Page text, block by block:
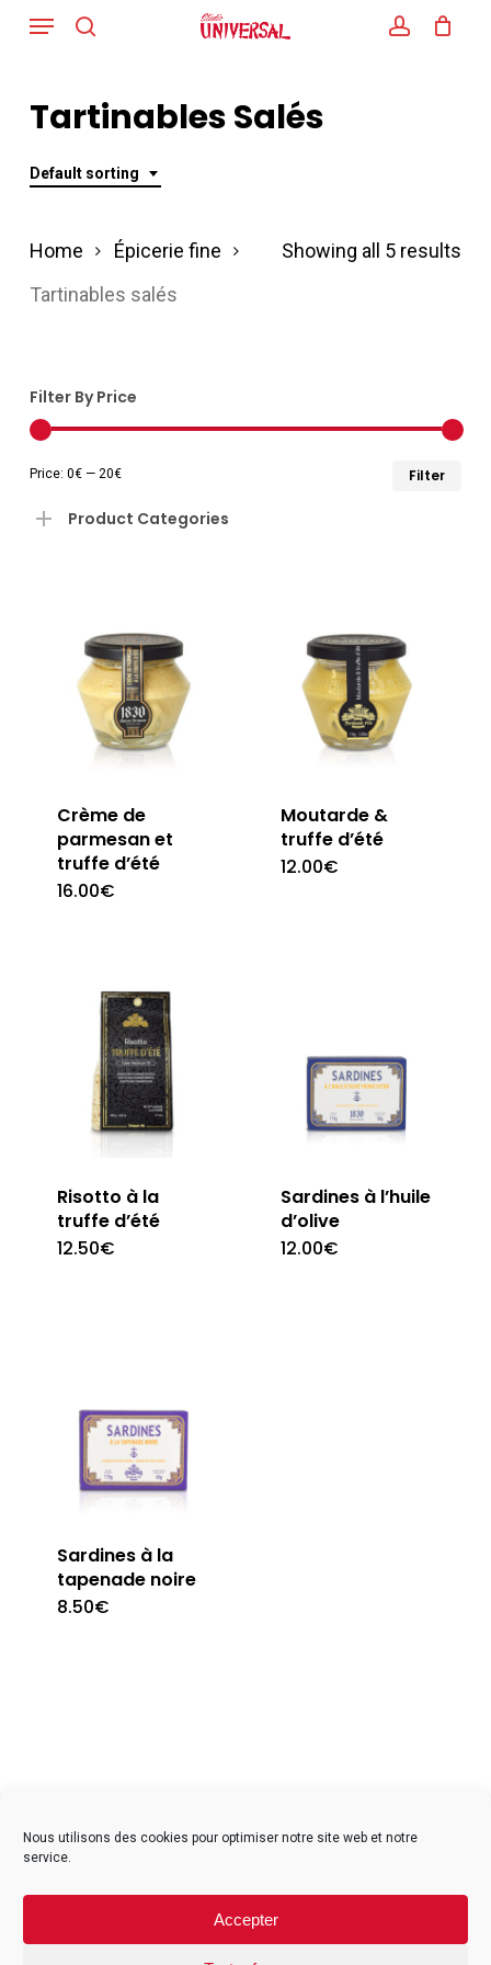
Nous utilisons des cookies pour optimiser notre site web et notre
service.
Accepter
Skip
content
Menu
Tartinables Salés
Default sorting
Showing all 5 results
Home
Épicerie fine
Tartinables salés
Filter By Price
Filter
Price: 0€— 20€
Product Categories
Crème de
parmesan et
truffe d’été
16.00€
Moutarde &
truffe d’été
12.00€
Risotto à la
truffe d’été
12.50€
Sardines à l’huile
d’olive
12.00€
Sardines à la
tapenade noire
8.50€
Contact